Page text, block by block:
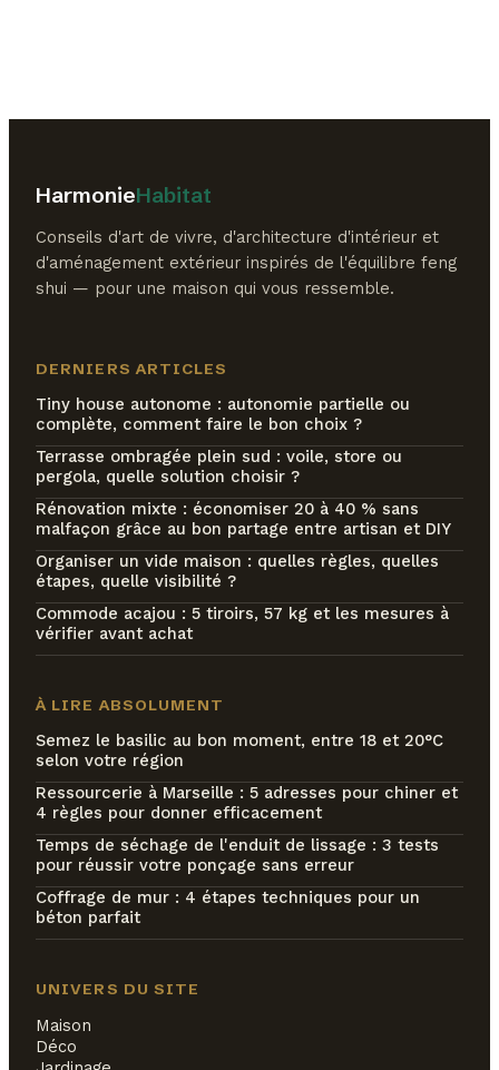
HarmonieHabitat
Conseils d'art de vivre, d'architecture d'intérieur et
d'aménagement extérieur inspirés de l'équilibre feng
shui — pour une maison qui vous ressemble.
DERNIERS ARTICLES
Tiny house autonome : autonomie partielle ou
complète, comment faire le bon choix ?
Terrasse ombragée plein sud : voile, store ou
pergola, quelle solution choisir ?
Rénovation mixte : économiser 20 à 40 % sans
malfaçon grâce au bon partage entre artisan et DIY
Organiser un vide maison : quelles règles, quelles
étapes, quelle visibilité ?
Commode acajou : 5 tiroirs, 57 kg et les mesures à
vérifier avant achat
À LIRE ABSOLUMENT
Semez le basilic au bon moment, entre 18 et 20°C
selon votre région
Ressourcerie à Marseille : 5 adresses pour chiner et
4 règles pour donner efficacement
Temps de séchage de l'enduit de lissage : 3 tests
pour réussir votre ponçage sans erreur
Coffrage de mur : 4 étapes techniques pour un
béton parfait
UNIVERS DU SITE
Maison
Déco